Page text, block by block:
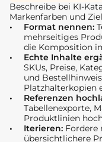
Beschreibe bei KI-
Markenfarben und
Format nennen:
mehrseitiges
die Komposition
Echte Inhalte
SKUs, Preise,
und
Platzhalterkopien
Referenzen
Tabellenexporte,
Produktlinien
Iterieren: Fordere
übersichtlichere